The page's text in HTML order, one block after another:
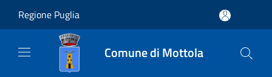
Regione Puglia
Comune di Mottola